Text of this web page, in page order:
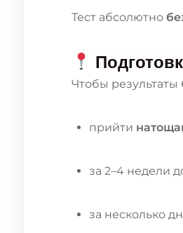
Тест абсолютно
Чтобы
прийти
за 2–4 недели
за несколько